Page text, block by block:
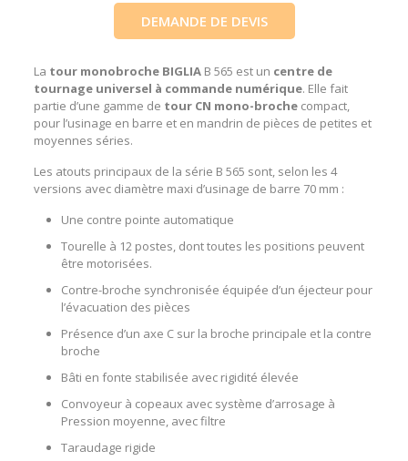
DEMANDE DE DEVIS
La tour monobroche BIGLIAB 565 est un centre de
tournage universel à commande numérique. Elle fait
partie d’une gamme de tour CN mono-brochecompact,
pour l’usinage en barre et en mandrin de pièces de petites et
moyennes séries.
Les atouts principaux de la série B 565 sont, selon les 4
versions avec diamètre maxi d’usinage de barre 70 mm :
Une contre pointe automatique
Tourelle à 12 postes, dont toutes les positions peuvent
être motorisées.
Contre-broche synchronisée équipée d’un éjecteur pour
l’évacuation des pièces
Présence d’un axe C sur la broche principale et la contre
broche
Bâti en fonte stabilisée avec rigidité élevée
Convoyeur à copeaux avec système d’arrosage à
Pression moyenne, avec filtre
Taraudage rigide